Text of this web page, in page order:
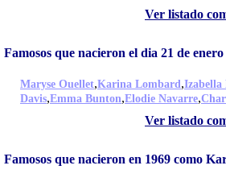
Ver listado
Famosos que nacieron el dia 21 de
Maryse Ouellet,Karina Lombard,Izabella
Davis,Emma Bunton,Elodie Navarre,
Ver listado
Famosos que nacieron en 1969 como